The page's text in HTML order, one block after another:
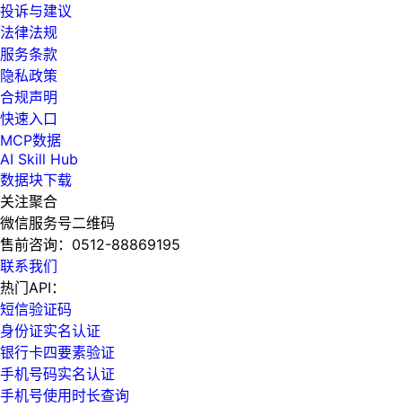
投诉与建议
法律法规
服务条款
隐私政策
合规声明
快速入口
MCP数据
AI Skill Hub
数据块下载
关注聚合
微信服务号二维码
售前咨询： 0512-88869195
联系我们
热门API：
短信验证码
身份证实名认证
银行卡四要素验证
手机号码实名认证
手机号使用时长查询